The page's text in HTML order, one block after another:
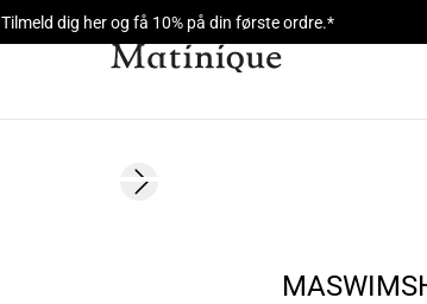
Tilmeld dig her og få 10% på din første ordre.*
Next slide